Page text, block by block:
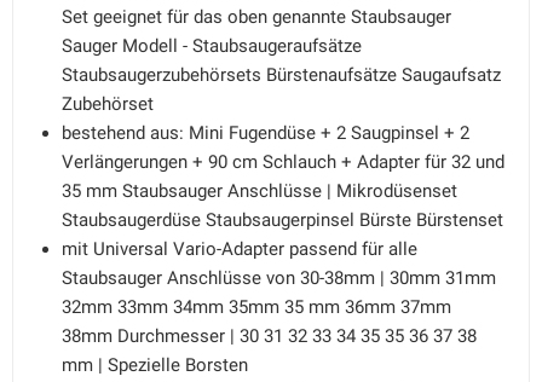
Set geeignet für das oben genannte Staubsauger
Sauger Modell - Staubsaugeraufsätze
Staubsaugerzubehörsets Bürstenaufsätze Saugaufsatz
Zubehörset
bestehend aus: Mini Fugendüse + 2 Saugpinsel + 2
Verlängerungen + 90 cm Schlauch + Adapter für 32 und
35 mm Staubsauger Anschlüsse | Mikrodüsenset
Staubsaugerdüse Staubsaugerpinsel Bürste Bürstenset
mit Universal Vario-Adapter passend für alle
Staubsauger Anschlüsse von 30-38mm | 30mm 31mm
32mm 33mm 34mm 35mm 35 mm 36mm 37mm
38mm Durchmesser | 30 31 32 33 34 35 35 36 37 38
mm | Spezielle Borsten